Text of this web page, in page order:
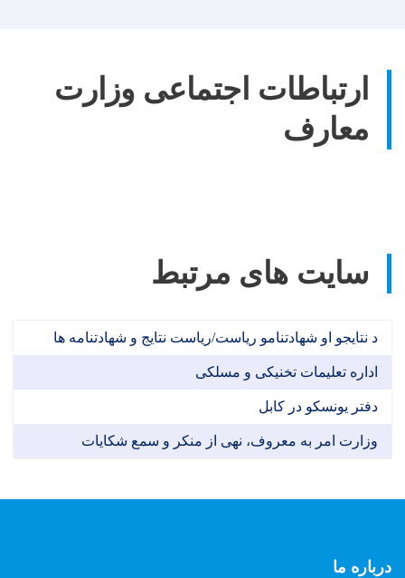
ارتباطات اجتماعی وزارت
معارف
سایت های مرتبط
د نتایجو او شهادتنامو ریاست/ریاست نتایج و شهادتنامه ها
اداره تعلیمات تخنیکی و مسلکی
دفتر یونسکو در کابل
وزارت امر به معروف، نهی از منکر و سمع شکایات
درباره ما